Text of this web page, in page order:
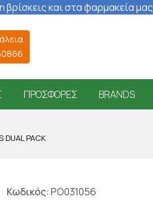
και στα φαρμακεία μας
ΠΡΟΣΦΟΡΈΣ BRANDS
DUAL PACK
Κωδικός PO031056